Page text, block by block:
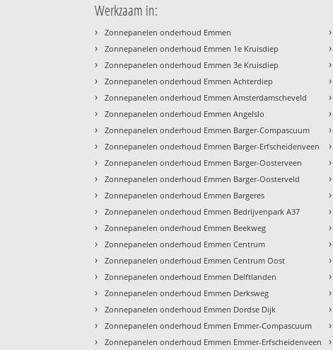
Werkzaam in:
› Zonnepanelen onderhoud Emmen
› Zonnepanelen onderhoud Emmen 1e Kruisdiep
› Zonnepanelen onderhoud Emmen 3e Kruisdiep
› Zonnepanelen onderhoud Emmen Achterdiep
› Zonnepanelen onderhoud Emmen Amsterdamscheveld
› Zonnepanelen onderhoud Emmen Angelslo
› Zonnepanelen onderhoud Emmen Barger-Compascuum
› Zonnepanelen onderhoud Emmen Barger-Erfscheidenveen
› Zonnepanelen onderhoud Emmen Barger-Oosterveen
› Zonnepanelen onderhoud Emmen Barger-Oosterveld
› Zonnepanelen onderhoud Emmen Bargeres
› Zonnepanelen onderhoud Emmen Bedrijvenpark A37
› Zonnepanelen onderhoud Emmen Beekweg
› Zonnepanelen onderhoud Emmen Centrum
› Zonnepanelen onderhoud Emmen Centrum Oost
› Zonnepanelen onderhoud Emmen Delftlanden
› Zonnepanelen onderhoud Emmen Derksweg
› Zonnepanelen onderhoud Emmen Dordse Dijk
› Zonnepanelen onderhoud Emmen Emmer-Compascuum
› Zonnepanelen onderhoud Emmen Emmer-Erfscheidenveen
›
›
›
›
›
›
›
›
›
›
›
›
›
›
›
›
›
›
›
›